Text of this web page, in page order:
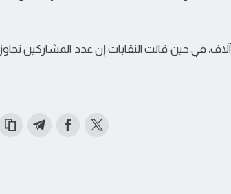
وقدرت السلطات الأمنية للدار البيضاء عدد المشاركين بين 9 أو 10 آلاف، في حين قالت النقابات إن عدد المشاركين تجاوز